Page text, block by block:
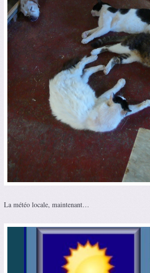
La météo locale, maintenant…